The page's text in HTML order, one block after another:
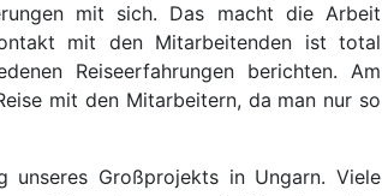
mit sich. Das macht die Arbeit
mit den Mitarbeitenden ist total
Reiseerfahrungen berichten. Am
mit den Mitarbeitern, da man nur so
unseres Großprojekts in Ungarn. Viele